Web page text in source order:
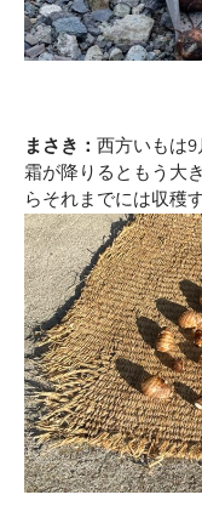
まさき： 西方いもは9
霜が降りるともう大
らそれまでには収穫